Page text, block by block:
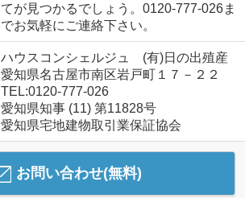
てが見つかるでしょう。0120-777-026ま
でお気軽にご連絡下さい。
ハウスコンシェルジュ (有)日の出殖産
愛知県名古屋市南区岩戸町１７－２２
TEL:0120-777-026
愛知県知事 (11) 第11828号
愛知県宅地建物取引業保証協会
お問い合わせ(無料)